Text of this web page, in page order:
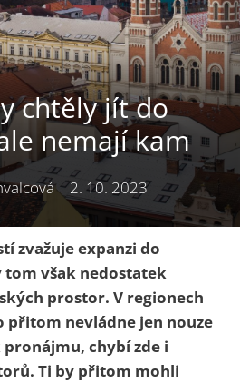
chtěly jít do
nemají kam
|2. 10. 2023
zvažuje expanzi do
však nedostatek
prostor. V regionech
přitom nevládne jen nouze
chybí zde i
Ti by přitom mohli